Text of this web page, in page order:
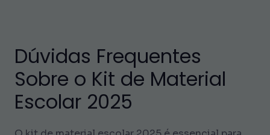
Dúvidas Frequentes
Sobre o Kit de Material
Escolar 2025